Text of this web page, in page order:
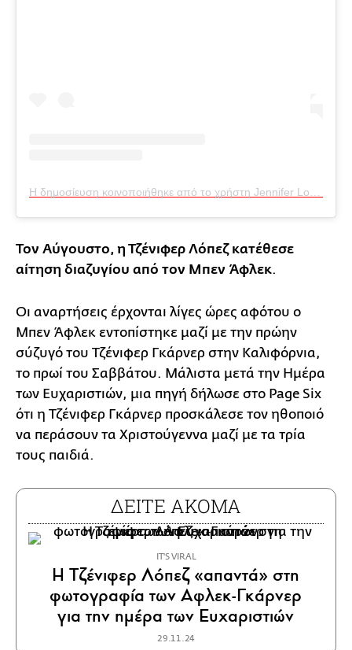
Τον Αύγουστο, η Τζένιφερ Λόπεζ κατέθεσε
αίτηση διαζυγίου από τον Μπεν Άφλεκ.
Οι αναρτήσεις έρχονται λίγες ώρες αφότου ο
Μπεν Άφλεκ εντοπίστηκε μαζί με την πρώην
σύζυγό του Τζένιφερ Γκάρνερ στην Καλιφόρνια,
το πρωί του Σαββάτου. Μάλιστα μετά την Ημέρα
των Ευχαριστιών, μια πηγή δήλωσε στο Page Six
ότι η Τζένιφερ Γκάρνερ προσκάλεσε τον ηθοποιό
να περάσουν τα Χριστούγεννα μαζί με τα τρία
τους παιδιά.
ΔΕΙΤΕ ΑΚΟΜΑ
IT'S VIRAL
Η Τζένιφερ Λόπεζ «απαντά» στη
φωτογραφία των Αφλεκ-Γκάρνερ
για την ημέρα των Ευχαριστιών
29.11.24